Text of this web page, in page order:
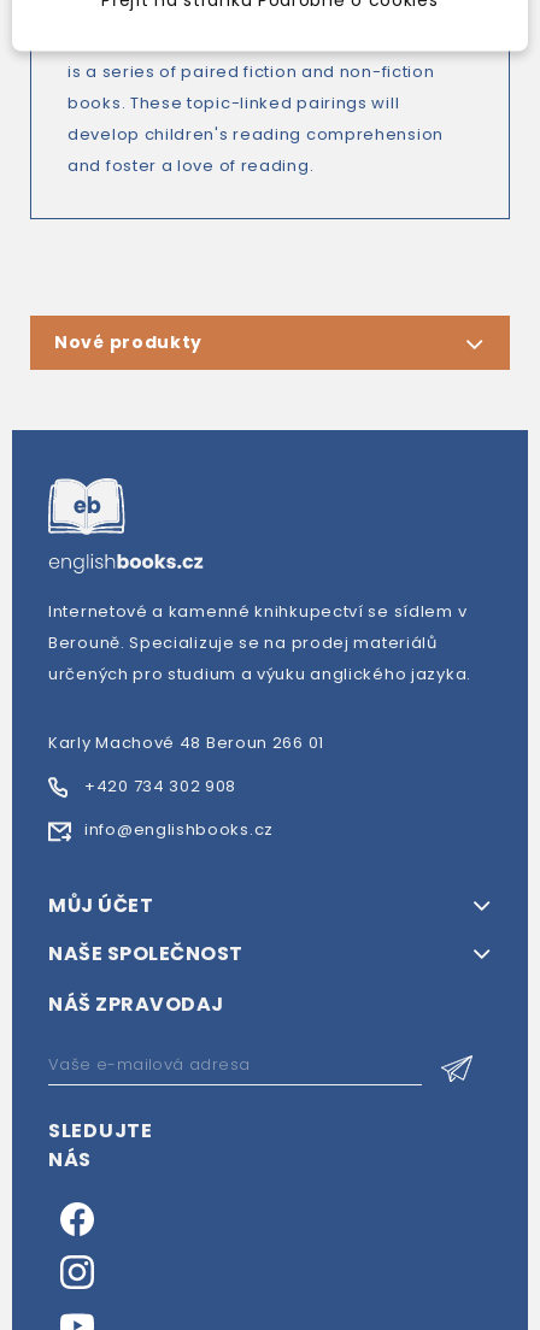
title is Map, Compass, Explore!. Oxford
is a series of paired fiction and non-fiction
books. These topic-linked pairings will
develop children's reading comprehension
and foster a love of reading.
Nové produkty
Internetové a kamenné knihkupectví se sídlem v
Berouně. Specializuje se na prodej materiálů
určených pro studium a výuku anglického jazyka.
Karly Machové 48 Beroun 266 01
+420 734 302 908
info@englishbooks.cz
MŮJ ÚČET
NAŠE SPOLEČNOST
NÁŠ ZPRAVODAJ
SLEDUJTE
NÁS